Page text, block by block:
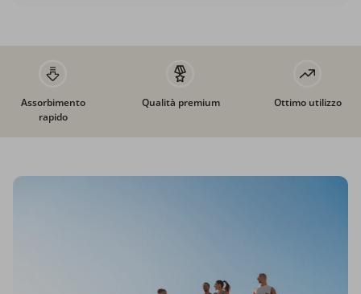
Assorbimento
rapido
Qualità premium Ottimo utilizzo